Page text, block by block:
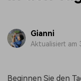
Gianni
Aktualisiert am
Beginnen Sie den